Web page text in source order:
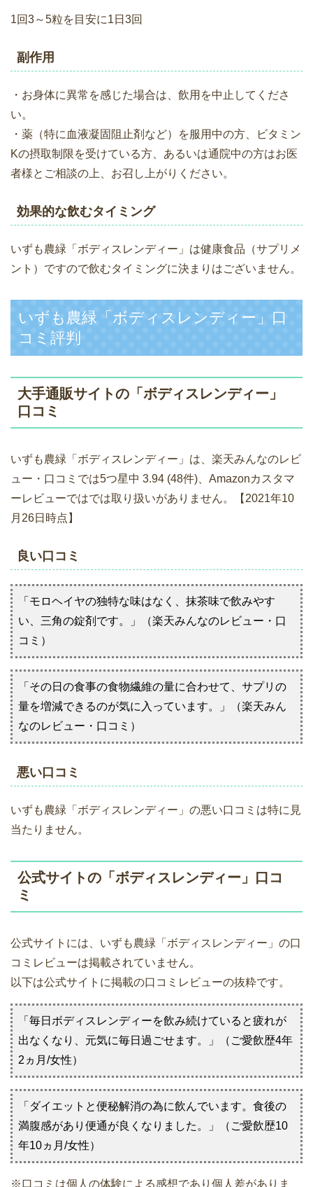
1回3～5粒を目安に1日3回
副作用
・お身体に異常を感じた場合は、飲用を中止してくださ
い。
・薬（特に血液凝固阻止剤など）を服用中の方、ビタミン
Kの摂取制限を受けている方、あるいは通院中の方はお医
者様とご相談の上、お召し上がりください。
効果的な飲むタイミング
いずも農緑「ボディスレンディー」は健康食品（サプリメ
ント）ですので飲むタイミングに決まりはございません。
いずも農緑「ボディスレンディー」口
コミ評判
大手通販サイトの「ボディスレンディー」
口コミ
いずも農緑「ボディスレンディー」は、楽天みんなのレビ
ュー・口コミでは5つ星中 3.94 (48件)、Amazonカスタマ
ーレビューではでは取り扱いがありません。【2021年10
月26日時点】
良い口コミ
「モロヘイヤの独特な味はなく、抹茶味で飲みやす
い、三角の錠剤です。」（楽天みんなのレビュー・口
コミ）
「その日の食事の食物繊維の量に合わせて、サプリの
量を増減できるのが気に入っています。」（楽天みん
なのレビュー・口コミ）
悪い口コミ
いずも農緑「ボディスレンディー」の悪い口コミは特に見
当たりません。
公式サイトの「ボディスレンディー」口コ
ミ
公式サイトには、いずも農緑「ボディスレンディー」の口
コミレビューは掲載されていません。
以下は公式サイトに掲載の口コミレビューの抜粋です。
「毎日ボディスレンディーを飲み続けていると疲れが
出なくなり、元気に毎日過ごせます。」（ご愛飲歴4年
2ヵ月/女性）
「ダイエットと便秘解消の為に飲んでいます。食後の
満腹感があり便通が良くなりました。」（ご愛飲歴10
年10ヵ月/女性）
※口コミは個人の体験による感想であり個人差がありま